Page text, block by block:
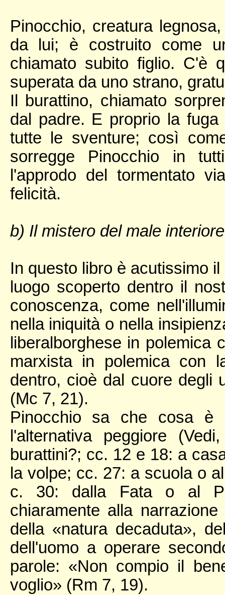
Pinocchio, creatura
da lui; è costruito come
chiamato subito figlio. C'è
superata da uno strano,
Il burattino, chiamato
dal padre. E proprio la
tutte le sventure; così
sorregge Pinocchio in
l'approdo del tormentato
felicità.
b) Il mistero del male interiore
In questo libro è acutissimo
luogo scoperto dentro il
conoscenza, come
nella iniquità o nella
liberalborghese in polemica
marxista in polemica con
dentro, cioè dal cuore degli
(Mc 7, 21).
Pinocchio sa che cosa è
l'alternativa peggiore
burattini?; cc. 12 e 18: a
la volpe; cc. 27: a scuola o
c. 30: dalla Fata o al
chiaramente alla
della «natura decaduta»,
dell'uomo a operare
parole: «Non compio il
voglio» (Rm 7, 19).